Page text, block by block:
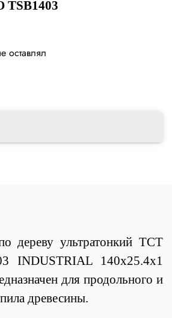
TSB1403
оставлял
дереву ультратонкий TCT
INDUSTRIAL 140х25.4х1
для продольного и
древесины.